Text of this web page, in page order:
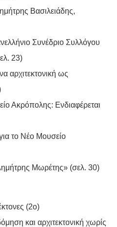
Βασιλειάδης,
Συνέδριο Συλλόγου
23)
αρχιτεκτονική ως
Ακρόπολης: Ενδιαφέρεται
το Νέο Μουσείο
Μωρέτης» (σελ. 30)
(2ο)
και αρχιτεκτονική χωρίς